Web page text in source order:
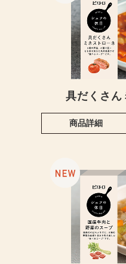
具だくさん
商品詳細